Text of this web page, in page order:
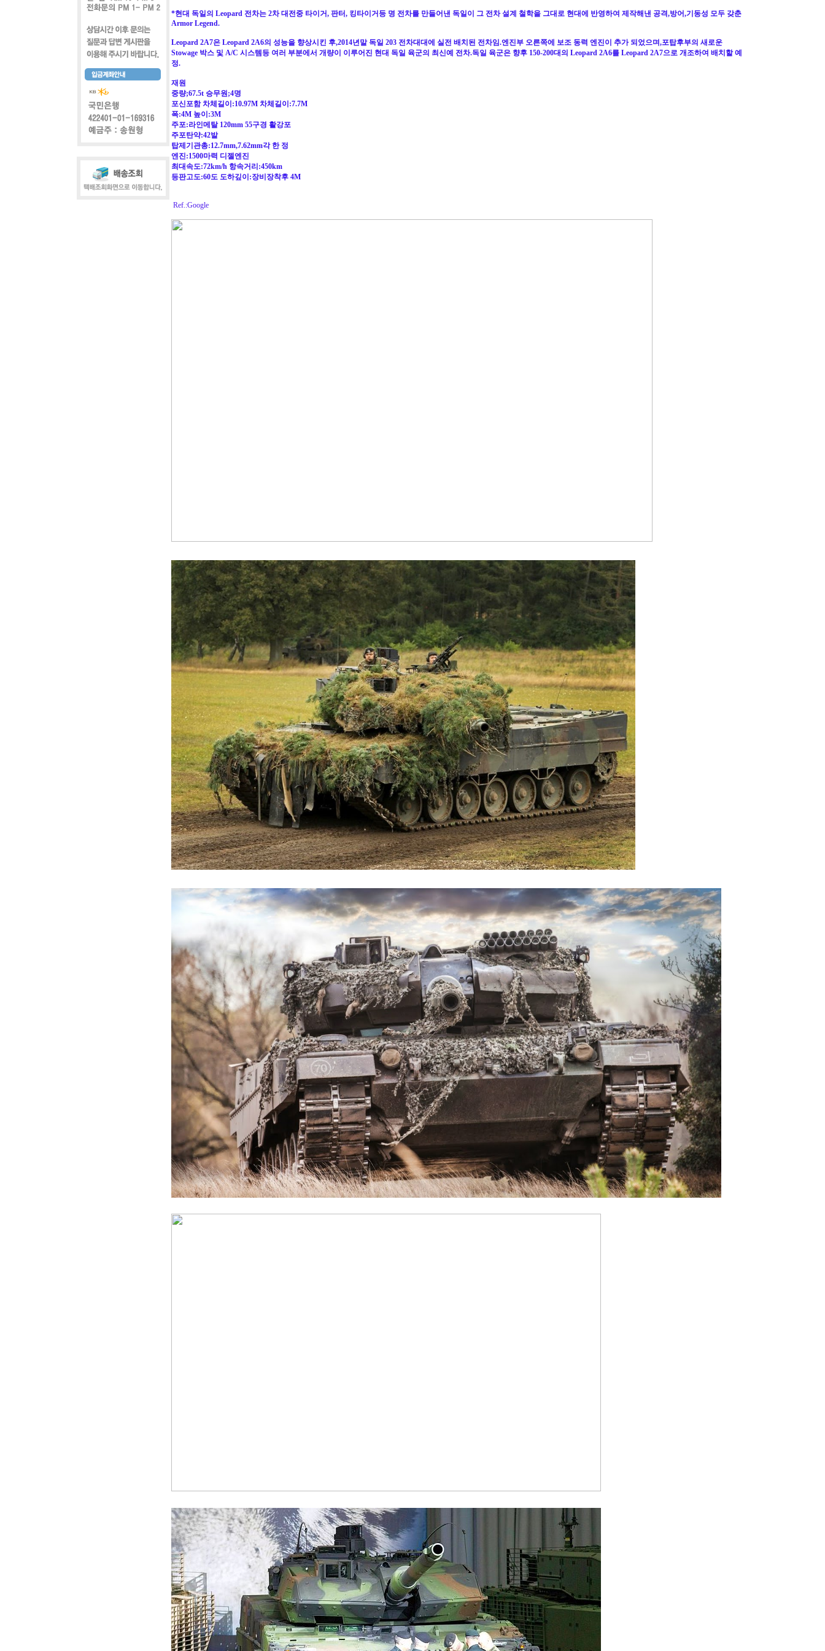
*현대 독일의 Leopard 전차는 2차 대전중 타이거, 판터, 킹타이거등 명 전차를 만들어낸 독일이 그 전차 설계 철학을 그대로 현대에 반영하여 제작해낸 공격,방어,기동성 모두 갖춘
Armor Legend.
Leopard 2A7은 Leopard 2A6의 성능을 향상시킨 후,2014년말 독일 203 전차대대에 실전 배치된 전차임.엔진부 오른쪽에 보조 동력 엔진이 추가 되었으며,포탑후부의 새로운
Stowage 박스 및 A/C 시스템등 여러 부분에서 개량이 이루어진 현대 독일 육군의 최신예 전차.독일 육군은 향후 150-200대의 Leopard 2A6를 Leopard 2A7으로 개조하여 배치할 예
정.
재원
중량;67.5t 승무원;4명
포신포함 차체길이:10.97M 차체길이:7.7M
폭:4M 높이:3M
주포:라인메탈 120mm 55구경 활강포
주포탄약:42발
탑제기관총:12.7mm,7.62mm각 한 정
엔진:1500마력 디젤엔진
최대속도:72km/h 항속거리:450km
등판고도:60도 도하깊이:장비장착후 4M
Ref.:Google